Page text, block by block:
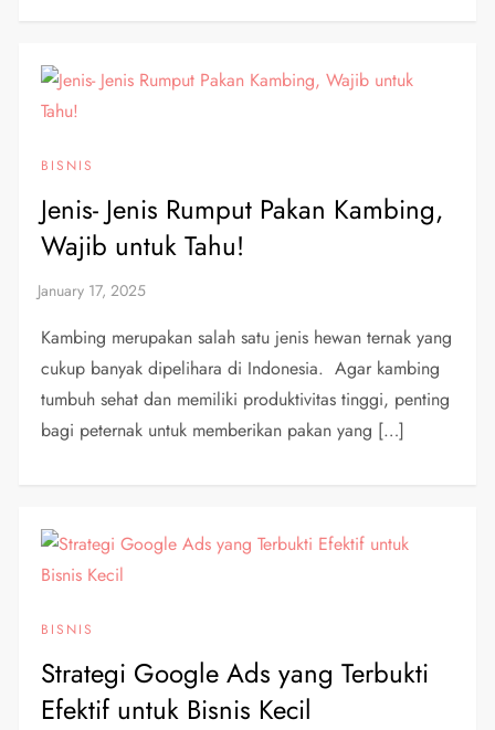
BISNIS
Jenis- Jenis Rumput Pakan Kambing,
Wajib untuk Tahu!
Kambing merupakan salah satu jenis hewan ternak yang
cukup banyak dipelihara di Indonesia. Agar kambing
tumbuh sehat dan memiliki produktivitas tinggi, penting
bagi peternak untuk memberikan pakan yang […]
BISNIS
Strategi Google Ads yang Terbukti
Efektif untuk Bisnis Kecil